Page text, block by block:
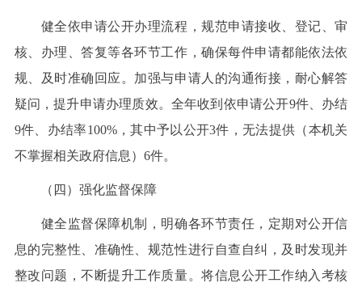
健全依申请公开办理流程，规范申请接收、登记、审
核、办理、答复等各环节工作，确保每件申请都能依法依
规、及时准确回应。加强与申请人的沟通衔接，耐心解答
疑问，提升申请办理质效。全年收到依申请公开9件、办结
9件、办结率100%，其中予以公开3件，无法提供（本机关
不掌握相关政府信息）6件。
（四）强化监督保障
健全监督保障机制，明确各环节责任，定期对公开信
息的完整性、准确性、规范性进行自查自纠，及时发现并
整改问题，不断提升工作质量。将信息公开工作纳入考核